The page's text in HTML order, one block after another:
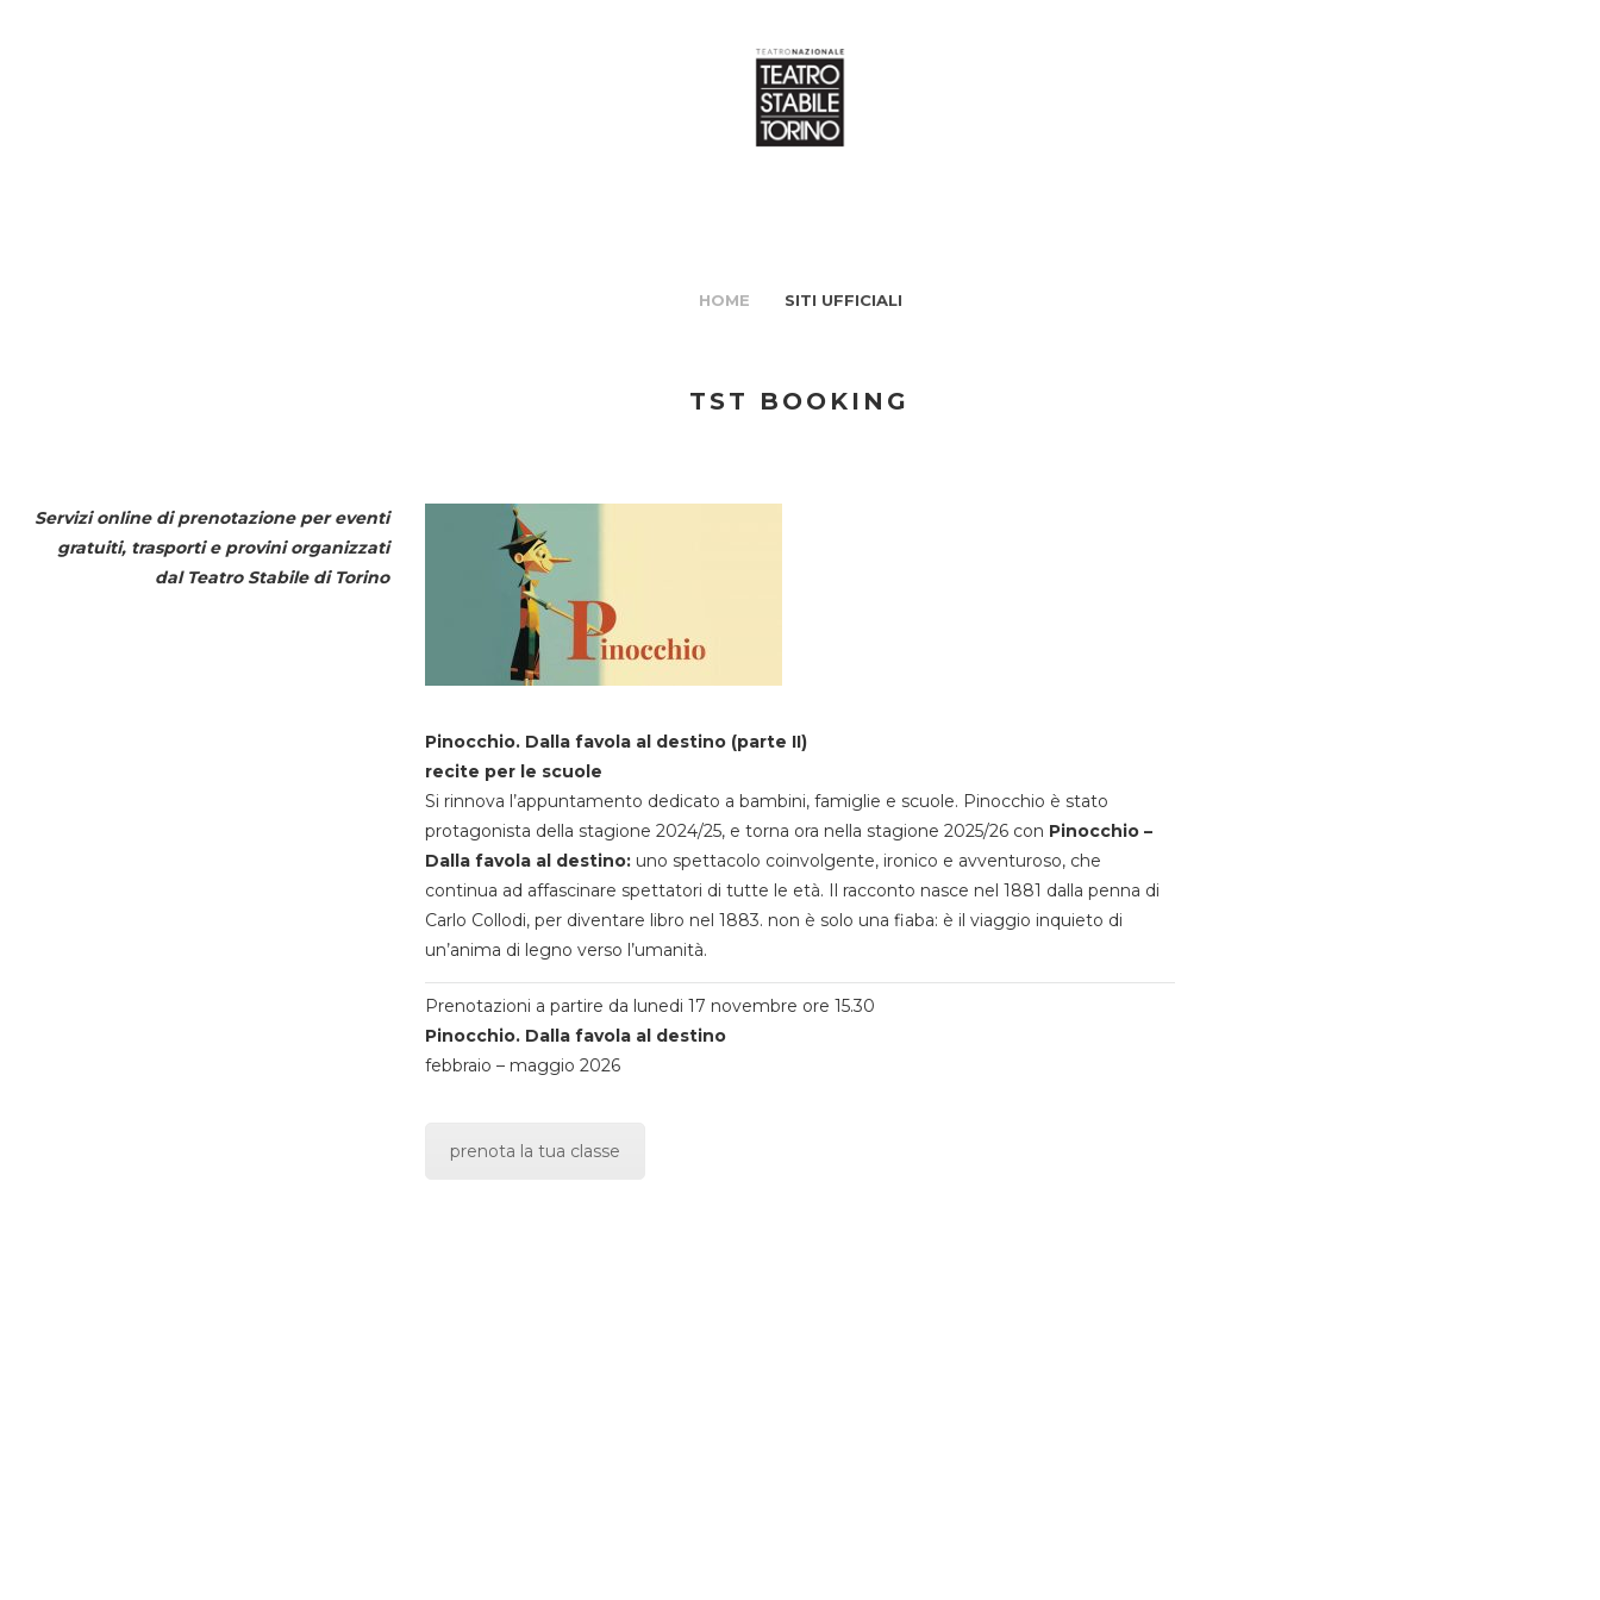
HOME SITI UFFICIALI
TST BOOKING
Servizi online di prenotazione per eventi
gratuiti, trasporti e provini organizzati
dal Teatro Stabile di Torino
Pinocchio. Dalla favola al destino (parte II)
recite per le scuole
Si rinnova l’appuntamento dedicato a bambini, famiglie e scuole. Pinocchio è stato
protagonista della stagione 2024/25, e torna ora nella stagione 2025/26 con Pinocchio –
Dalla favola al destino:uno spettacolo coinvolgente, ironico e avventuroso, che
continua ad affascinare spettatori di tutte le età. Il racconto nasce nel 1881 dalla penna di
Carlo Collodi, per diventare libro nel 1883. non è solo una fiaba: è il viaggio inquieto di
un’anima di legno verso l’umanità.
Prenotazioni a partire da lunedi 17 novembre ore 15.30
Pinocchio. Dalla favola al destino
febbraio – maggio 2026
prenota la tua classe